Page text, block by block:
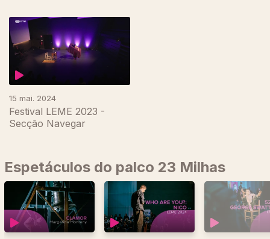
15 mai. 2024
Festival LEME 2023 -
Secção Navegar
769137
Espetáculos do palco 23 Milhas